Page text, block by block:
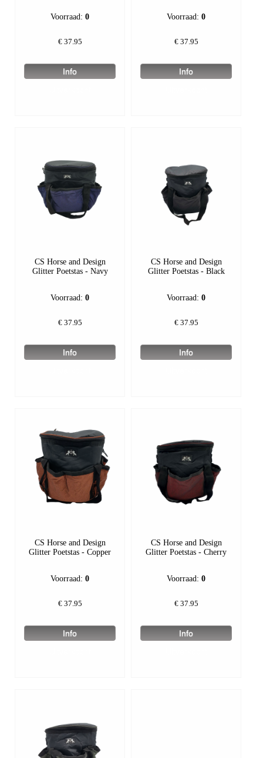
Voorraad:0
€ 37.95
Voorraad:0
€ 37.95
CS Horse and Design
Glitter Poetstas - Navy
Voorraad:0
€ 37.95
CS Horse and Design
Glitter Poetstas - Black
Voorraad:0
€ 37.95
CS Horse and Design
Glitter Poetstas - Copper
Voorraad:0
€ 37.95
CS Horse and Design
Glitter Poetstas - Cherry
Voorraad:0
€ 37.95